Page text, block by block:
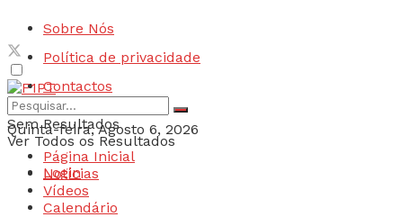
Sobre Nós
Política de privacidade
Contactos
Quinta-feira, Agosto 6, 2026
Login
Sem Resultados
Ver Todos os Resultados
Página Inicial
Notícias
Vídeos
Calendário